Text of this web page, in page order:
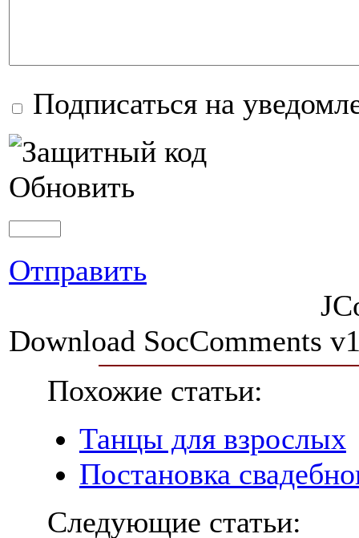
Подписаться на
Обновить
Отправить
Download SocComments
Похожие статьи:
Танцы для взрослых
Постановка
Следующие статьи: